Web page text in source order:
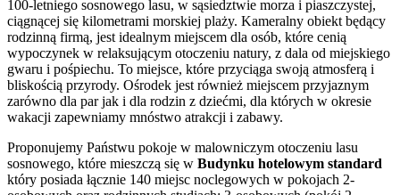
100-letniego sosnowego lasu, w sąsiedztwie morza i piaszczystej,
ciągnącej się kilometrami morskiej plaży. Kameralny obiekt będący
rodzinną firmą, jest idealnym miejscem dla osób, które cenią
wypoczynek w relaksującym otoczeniu natury, z dala od miejskiego
gwaru i pośpiechu. To miejsce, które przyciąga swoją atmosferą i
bliskością przyrody. Ośrodek jest również miejscem przyjaznym
zarówno dla par jak i dla rodzin z dziećmi, dla których w okresie
wakacji zapewniamy mnóstwo atrakcji i zabawy.
Proponujemy Państwu pokoje w malowniczym otoczeniu lasu
sosnowego, które mieszczą się w Budynku hotelowym standard
który posiada łącznie 140 miejsc noclegowych w pokojach 2-